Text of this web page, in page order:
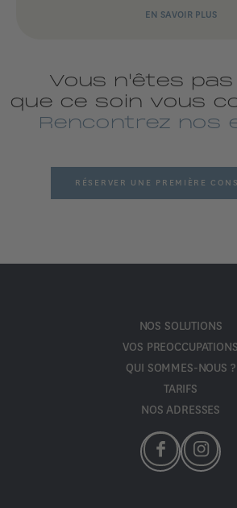
EN SAVOIR PLUS
Vous n'êtes
que ce soin vous
Rencontrez nos
RÉSERVER UNE PREMIÈRE
NOS SOLUTIONS
VOS PREOCCUPATIONS
QUI SOMMES-NOUS ?
TARIFS
NOS ADRESSES